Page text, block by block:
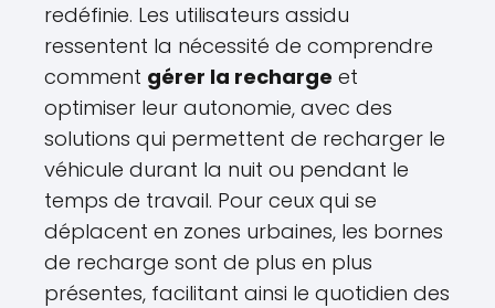
redéfinie. Les utilisateurs assidu
ressentent la nécessité de comprendre
comment gérer la recharge et
optimiser leur autonomie, avec des
solutions qui permettent de recharger le
véhicule durant la nuit ou pendant le
temps de travail. Pour ceux qui se
déplacent en zones urbaines, les bornes
de recharge sont de plus en plus
présentes, facilitant ainsi le quotidien des